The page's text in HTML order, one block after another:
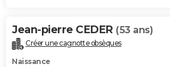
Jean-pierre CEDER (53 ans)
Créer une cagnotte obsèques
Naissance